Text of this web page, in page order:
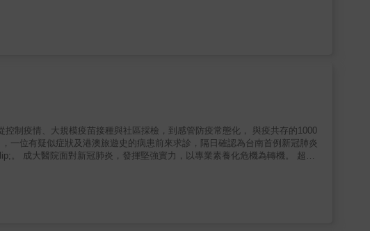
獨在者，即謂之為蠱。..... 隨逐酒食，為人患禍。」是描述蠱的製法。又說：
然操作所引發的疾病，就必須以毒攻毒，採用同樣玄乎的治療才行。 中西的
，古羅馬時代，也都經常看見巫師在醫療上活躍的身影。傳承自古希臘的正統
被趙光義用「牽機藥」毒死的。這「牽機藥」不同一般，是由一種叫作「馬錢
，如牽機狀也」，意思是全身劇烈痙攣，讓頭跟腳互相靠到一塊兒，想必痛不
。 &hellip;&hellip; 1809年發生了科魯尼亞戰役（Battle of Corunna），英國
不足。熱心的貝爾醫師以平民醫師的身份志願前往，為戰爭傷患開刀，在過程
幅「槍傷後的破傷風」，將一位因為子彈傷口而造成破傷風的患者發病的模樣
肌肉強力收縮，無法放鬆，將整個上半身往後拉，雙腿肌肉同樣的全部劇烈收
地面互相靠近，整個人被拉成一張弓，這叫作「角弓反張」。這張畫終於讓我
什麼模樣。 &
，經常要在沒有確切科學數據的狀況，由醫師個人診斷經驗主觀的判斷病人的
讀到有趣的典故，又獲得了基本的醫療常識。第一輯探討古人的病是由何而
，先推理他們可能是什麼病，再帶入該疾病的古今流變。第二輯則是針對某種
生觀念的演化，搭配精彩圖片，為讀者展現東西方一段又一段，從幻想進展至
之的包括了「祝由科」。比方隋代巢元方等所著的「諸病源候論」說：「凡蠱
獨在者，即謂之為蠱。..... 隨逐酒食，為人患禍。」是描述蠱的製法。又說：
然操作所引發的疾病，就必須以毒攻毒，採用同樣玄乎的治療才行。 中西的
，古羅馬時代，也都經常看見巫師在醫療上活躍的身影。傳承自古希臘的正統
制疫情、大規模疫苗接種與社區採檢，到感管防疫常態化， 與疫共存的1000
一位有疑似症狀及港澳旅遊史的病患前來求診，隔日確認為台南首例新冠肺炎
。 成大醫院面對新冠肺炎，發揮堅強實力，以專業素養化危機為轉機。 超前
反顧的傾力投入、跨科部的通力合作，用「專業」｣和「科學」化危機為轉